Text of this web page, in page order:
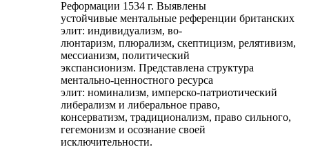
Реформации 1534 г. Выявлены
устойчивые ментальные референции британских
элит: индивидуализм, во-
люнтаризм, плюрализм, скептицизм, релятивизм,
мессианизм, политический
экспансионизм. Представлена структура
ментально-ценностного ресурса
элит: номинализм, имперско-патриотический
либерализм и либеральное право,
консерватизм, традиционализм, право сильного,
гегемонизм и осознание своей
исключительности.